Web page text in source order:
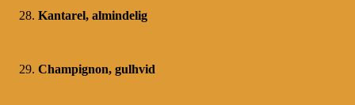
Kantarel, almindelig
Champignon, gulhvid